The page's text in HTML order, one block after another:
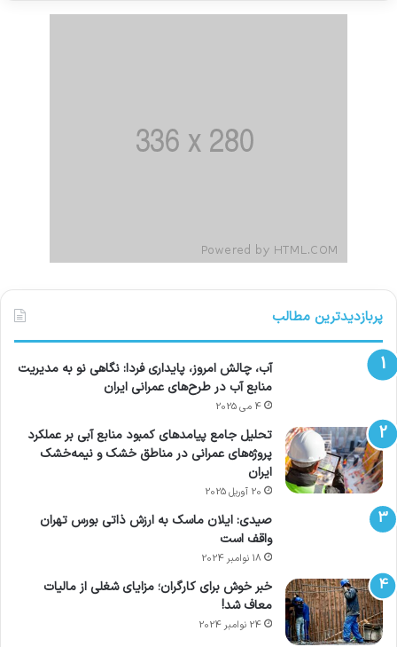
پربازدیدترین مطالب
آب، چالش امروز، پایداری فردا: نگاهی نو به مدیریت
منابع آب در طرح‌های عمرانی ایران
4 می 2025
تحلیل جامع پیامدهای کمبود منابع آبی بر عملکرد
پروژه‌های عمرانی در مناطق خشک و نیمه‌خشک
ایران
20 آوریل 2025
صیدی: ایلان ماسک به ارزش ذاتی بورس تهران
واقف است
18 نوامبر 2024
خبر خوش برای کارگران؛ مزایای شغلی از مالیات
معاف شد!
24 نوامبر 2024